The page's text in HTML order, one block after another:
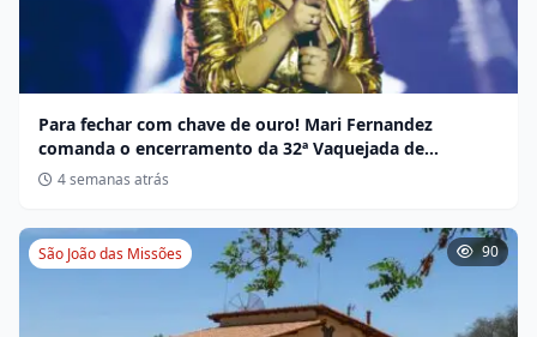
Para fechar com chave de ouro! Mari Fernandez
comanda o encerramento da 32ª Vaquejada de
Miravânia hoje
4 semanas atrás
São João das Missões 90